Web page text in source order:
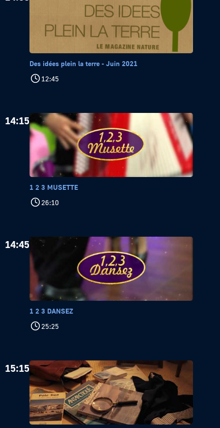
Des idées plein la terre - Juin 2021
12:45
14:15
1 2 3 MUSETTE
26:10
14:45
1 2 3 DANSEZ
25:25
15:15